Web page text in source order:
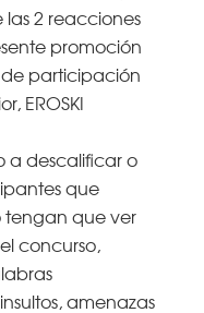
2 reacciones
promoción
participación
EROSKI
a descalificar o
que
tengan que ver
concurso,
amenazas